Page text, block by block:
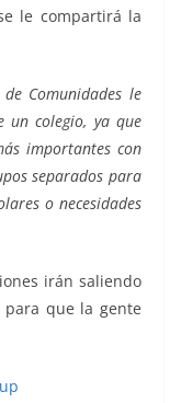
le compartirá la
Comunidades le
colegio, ya que
importantes con
separados para
o necesidades
irán saliendo
que la gente